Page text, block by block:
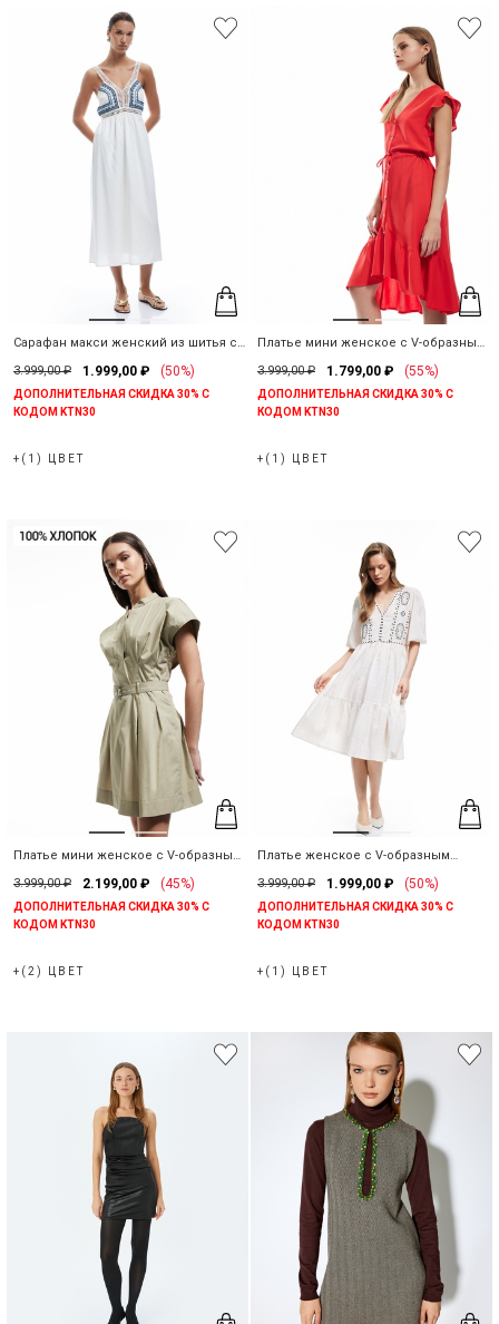
Сарафан макси женский из шитья с
вышивкой с открытой спиной
3.999,00 ₽ 1.999,00 ₽ (50%)
ДОПОЛНИТЕЛЬНАЯ СКИДКА 30% С
КОДОМ KTN30
+(1) ЦВЕТ
Платье мини женское с V-образным
3.999,00 ₽ 1.799,00 ₽ (55%)
ДОПОЛНИТЕЛЬНАЯ СКИДКА 30% С
КОДОМ KTN30
+(1) ЦВЕТ
Платье мини женское с V-образным
3.999,00 ₽ 2.199,00 ₽ (45%)
ДОПОЛНИТЕЛЬНАЯ СКИДКА 30% С
КОДОМ KTN30
+(2) ЦВЕТ
Платье женское с V-образным
3.999,00 ₽ 1.999,00 ₽ (50%)
ДОПОЛНИТЕЛЬНАЯ СКИДКА 30% С
КОДОМ KTN30
+(1) ЦВЕТ